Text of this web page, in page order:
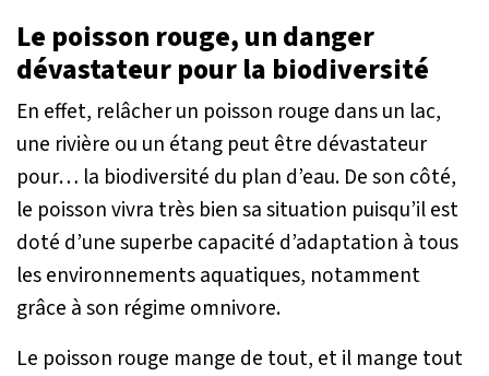
Le poisson rouge, un danger
dévastateur pour la biodiversité
En effet, relâcher un poisson rouge dans un lac,
une rivière ou un étang peut être dévastateur
pour… la biodiversité du plan d’eau. De son côté,
le poisson vivra très bien sa situation puisqu’il est
doté d’une superbe capacité d’adaptation à tous
les environnements aquatiques, notamment
grâce à son régime omnivore.
Le poisson rouge mange de tout, et il mange tout